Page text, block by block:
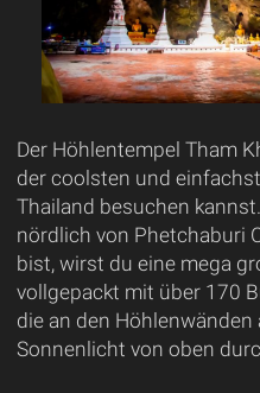
Der Höhlentempel Tham
der coolsten und
Thailand besuchen
nördlich von Phetchaburi
bist, wirst du eine mega
vollgepackt mit über 170
die an den
Sonnenlicht von oben